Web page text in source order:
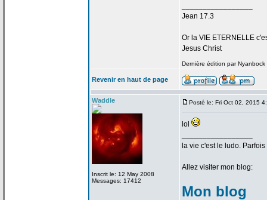
Jean 17.3
Or la VIE ETERNELLE
Jesus Christ
Dernière édition par
Revenir en haut de page
Waddle
Inscrit le: 12 May 2008
Messages: 17412
Posté le: Fri Oct 02, 2015
lol
la vie c'est le ludo.
Allez visiter mon blog:
Mon blog